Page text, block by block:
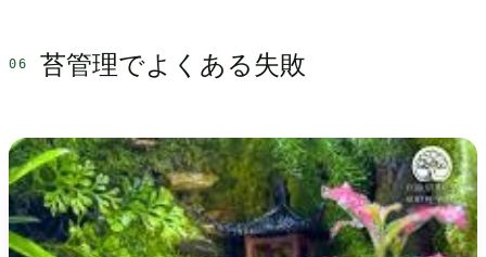
苔管理でよくある失敗